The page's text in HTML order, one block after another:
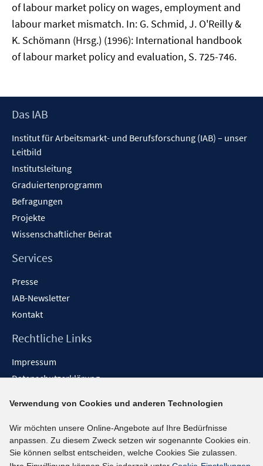
of labour market policy on wages, employment and
labour market mismatch. In: G. Schmid, J. O'Reilly &
K. Schömann (Hrsg.) (1996): International handbook
of labour market policy and evaluation, S. 725-746.
Footer
Das IAB
Institut für Arbeitsmarkt- und Berufsforschung (IAB) – unser
Leitbild
Institutsleitung
Graduiertenprogramm
Befragungen
Projekte
Wissenschaftlicher Beirat
Services
Presse
IAB-Newsletter
Kontakt
Rechtliche Links
Impressum
Datenschutzerklärung
Barrieren melden
Social-Media-Kanäle
BlueSky
Verwendung von Cookies und anderen Technologien
Wir möchten unsere Online-Angebote auf Ihre Bedürfnisse
anpassen. Zu diesem Zweck setzen wir sogenannte Cookies ein.
Sie können selbst entscheiden, welche Cookies Sie zulassen.